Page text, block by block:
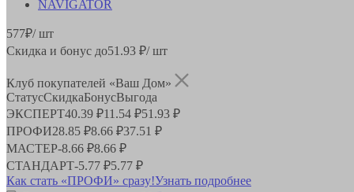
577₽/ шт
Скидка и бонус до51.93 ₽/ шт
Клуб покупателей «Ваш Дом»
СтатусСкидкаБонусВыгода
ЭКСПЕРТ40.39 ₽11.54 ₽51.93 ₽
ПРОФИ28.85 ₽8.66 ₽37.51 ₽
МАСТЕР-8.66 ₽8.66 ₽
СТАНДАРТ-5.77 ₽5.77 ₽
Как стать «ПРОФИ» сразу!Узнать подробнее